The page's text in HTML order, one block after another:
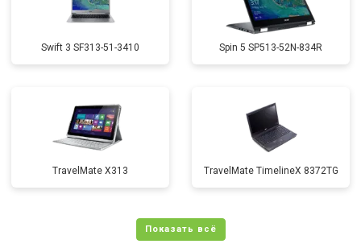
Swift 3 SF313-51-3410 Spin 5 SP513-52N-834R
TravelMate X313 TravelMate TimelineX 8372TG